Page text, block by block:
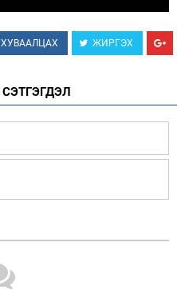
ХУВААЛЦАХ ЖИРГЭХ
СЭТГЭГДЭЛ